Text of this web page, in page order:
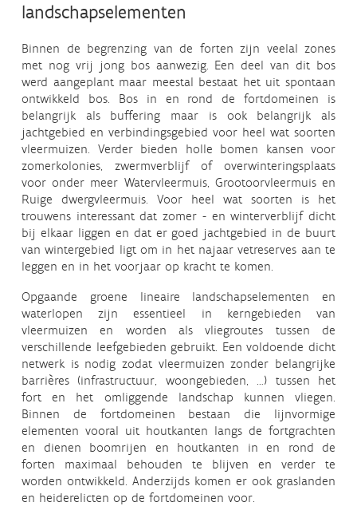
landschapselementen
Binnen de begrenzing van de forten zijn veelal zones
met nog vrij jong bos aanwezig. Een deel van dit bos
werd aangeplant maar meestal bestaat het uit spontaan
ontwikkeld bos. Bos in en rond de fortdomeinen is
belangrijk als buffering maar is ook belangrijk als
jachtgebied en verbindingsgebied voor heel wat soorten
vleermuizen. Verder bieden holle bomen kansen voor
zomerkolonies, zwermverblijf of overwinteringsplaats
voor onder meer Watervleermuis, Grootoorvleermuis en
Ruige dwergvleermuis. Voor heel wat soorten is het
trouwens interessant dat zomer - en winterverblijf dicht
bij elkaar liggen en dat er goed jachtgebied in de buurt
van wintergebied ligt om in het najaar vetreserves aan te
leggen en in het voorjaar op kracht te komen.
Opgaande groene lineaire landschapselementen en
waterlopen zijn essentieel in kerngebieden van
vleermuizen en worden als vliegroutes tussen de
verschillende leefgebieden gebruikt. Een voldoende dicht
netwerk is nodig zodat vleermuizen zonder belangrijke
barrières (infrastructuur, woongebieden, …) tussen het
fort en het omliggende landschap kunnen vliegen.
Binnen de fortdomeinen bestaan die lijnvormige
elementen vooral uit houtkanten langs de fortgrachten
en dienen boomrijen en houtkanten in en rond de
forten maximaal behouden te blijven en verder te
worden ontwikkeld. Anderzijds komen er ook graslanden
en heiderelicten op de fortdomeinen voor.